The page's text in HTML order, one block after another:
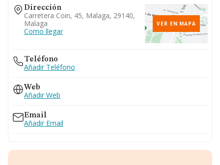
Dirección
Carretera Coin, 45, Malaga, 29140,
Malaga
Como llegar
VER EN MAPA
Teléfono
Añadir Teléfono
Web
Añadir Web
Email
Añadir Email